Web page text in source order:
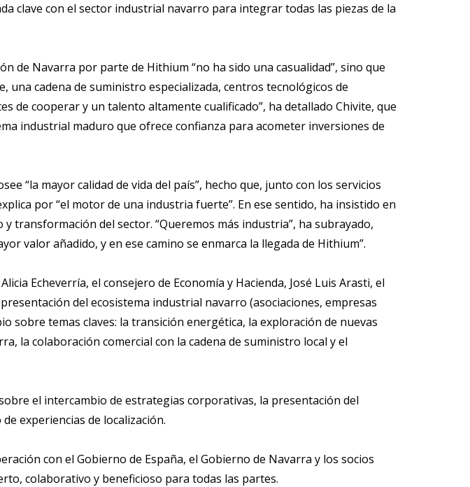
clave con el sector industrial navarro para integrar todas las piezas de la
de Navarra por parte de Hithium “no ha sido una casualidad”, sino que
una cadena de suministro especializada, centros tecnológicos de
de cooperar y un talento altamente cualificado”, ha detallado Chivite, que
industrial maduro que ofrece confianza para acometer inversiones de
“la mayor calidad de vida del país”, hecho que, junto con los servicios
por “el motor de una industria fuerte”. En ese sentido, ha insistido en
transformación del sector. “Queremos más industria”, ha subrayado,
valor añadido, y en ese camino se enmarca la llegada de Hithium”.
Echeverría, el consejero de Economía y Hacienda, José Luis Arasti, el
del ecosistema industrial navarro (asociaciones, empresas
sobre temas claves: la transición energética, la exploración de nuevas
la colaboración comercial con la cadena de suministro local y el
el intercambio de estrategias corporativas, la presentación del
experiencias de localización.
con el Gobierno de España, el Gobierno de Navarra y los socios
colaborativo y beneficioso para todas las partes.